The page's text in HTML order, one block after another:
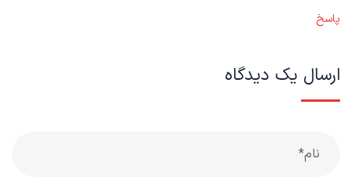
پاسخ
ارسال یک دیدگاه